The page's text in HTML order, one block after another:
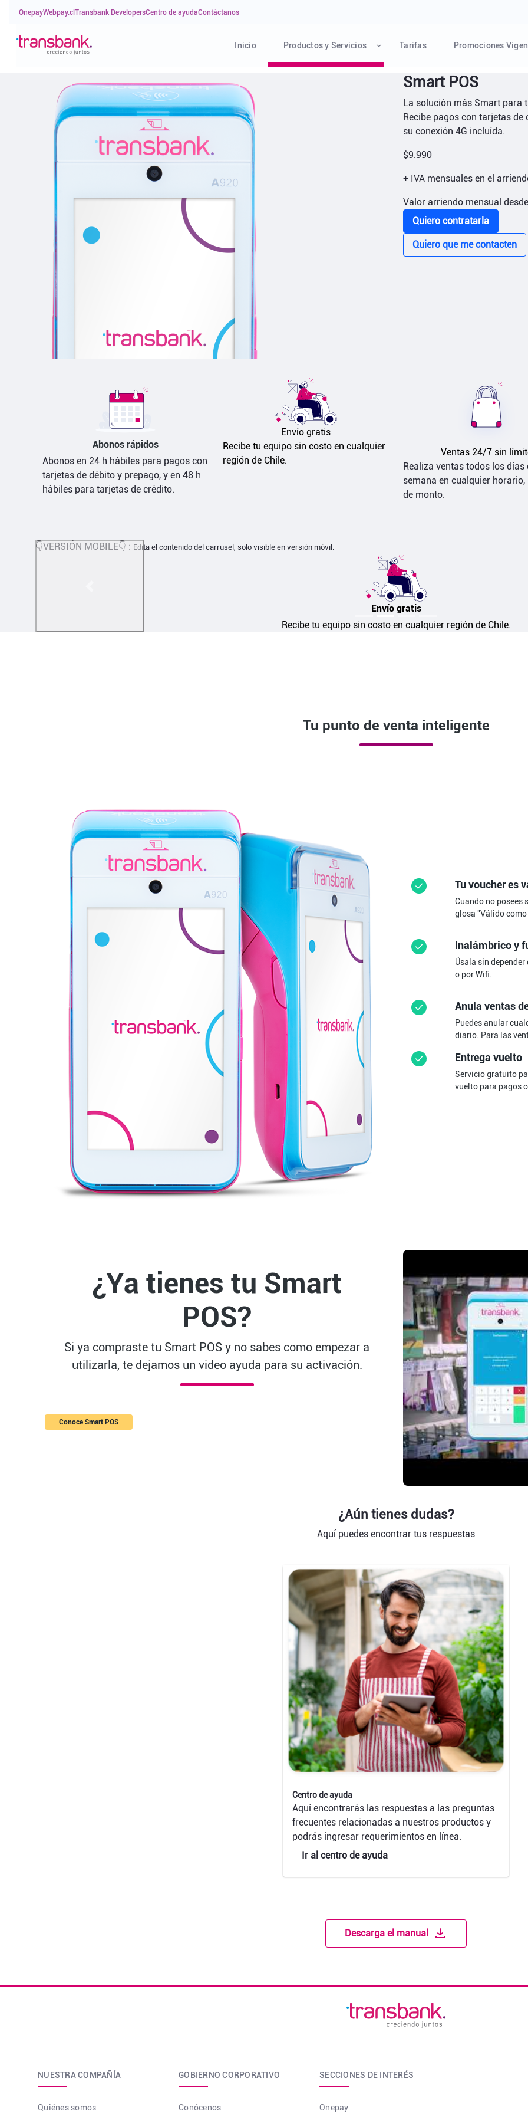
OnepayWebpay.cl Transbank DevelopersCentro de ayudaContáctanos
Inicio Productos y Servicios Tarifas Promociones
Smart POS
La solución más Smart para
Recibe pagos con tarjetas
su conexión 4G incluída.
$9.990
+ IVA mensuales en el
Valor arriendo mensual
Quiero contratarla
Quiero que me contacten
Abonos rápidos
Abonos en 24 h hábiles para pagos con
tarjetas de débito y prepago, y en 48 h
hábiles para tarjetas de crédito.
Envío gratis
Recibe tu equipo sin costo en cualquier
región de Chile.
Ventas 24/7 sin
Realiza ventas todos los días
semana en cualquier
de monto.
👇VERSIÓN MOBILE👇 : Edita el contenido del carrusel, solo visible en versión móvil.
Envío gratis
Recibe tu equipo sin costo en cualquier región de Chile.
Tu punto de venta inteligente
Tu voucher es
Cuando no posees
glosa "Válido
Inalámbrico y
Úsala sin
o por Wifi.
Anula ventas
Puedes anular
diario. Para las
Entrega vuelto
Servicio gratuito
vuelto para pagos
¿Ya tienes tu Smart
POS?
Si ya compraste tu Smart POS y no sabes como empezar a
utilizarla, te dejamos un video ayuda para su activación.
Conoce Smart POS
¿Aún tienes dudas?
Aquí puedes encontrar tus respuestas
Centro de ayuda
Aquí encontrarás las respuestas a las preguntas
frecuentes relacionadas a nuestros productos y
podrás ingresar requerimientos en línea.
Ir al centro de ayuda
Descarga el manual
NUESTRA COMPAÑÍA
Quiénes somos
GOBIERNO CORPORATIVO
Conócenos
SECCIONES DE INTERÉS
Onepay